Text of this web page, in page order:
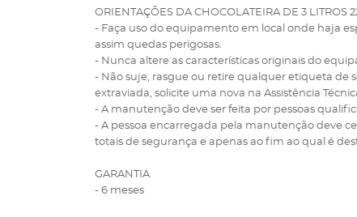
ORIENTAÇÕES DA CHOCOLATEIRA DE 3 LITROS
- Faça uso do equipamento em local onde haja
assim quedas perigosas.
- Nunca altere as características originais do
- Não suje, rasgue ou retire qualquer etiqueta de
extraviada, solicite uma nova na Assistência
- A manutenção deve ser feita por pessoas
- A pessoa encarregada pela manutenção deve
totais de segurança e apenas ao fim ao qual é
GARANTIA
- 6 meses